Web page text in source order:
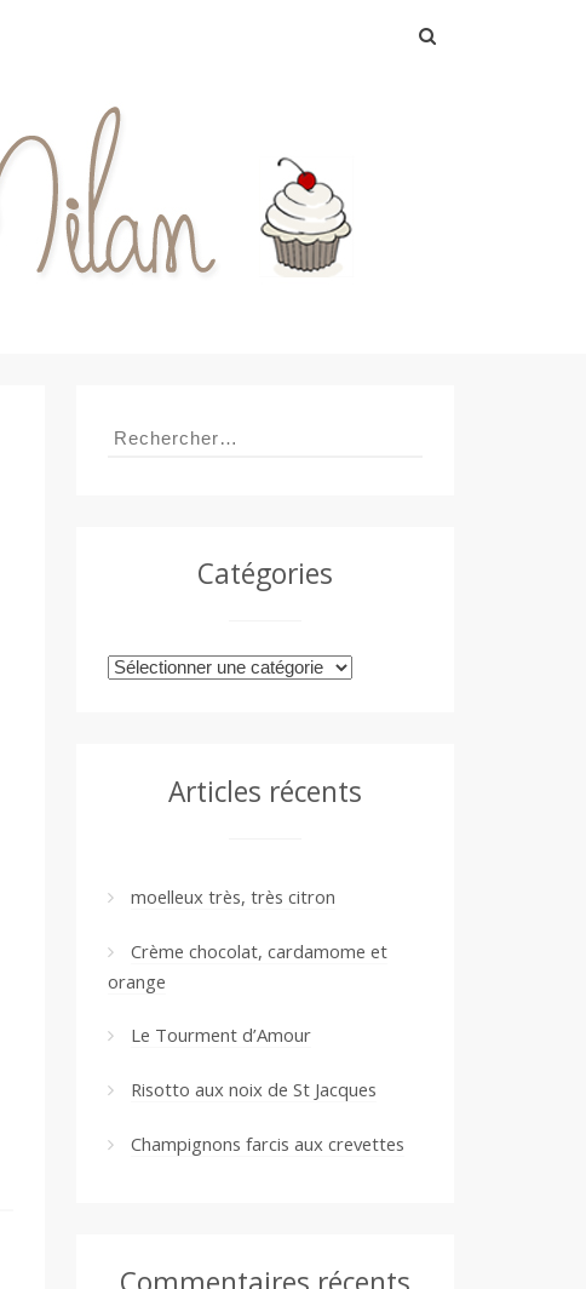
Rechercher :
Catégories
Catégories
Articles récents
moelleux très, très citron
Crème chocolat, cardamome et
orange
Le Tourment d’Amour
Risotto aux noix de St Jacques
Champignons farcis aux crevettes